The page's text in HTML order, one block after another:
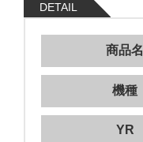
DETAIL
商品名
機種
YR